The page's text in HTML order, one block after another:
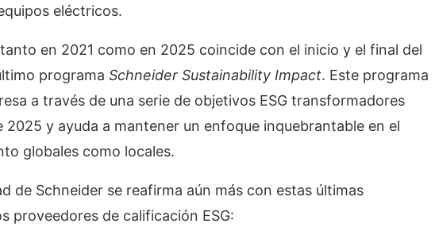
eléctricos.
en 2021 como en 2025 coincide con el inicio y el final del
programa Schneider Sustainability Impact. Este programa
a través de una serie de objetivos ESG transformadores
2025 y ayuda a mantener un enfoque inquebrantable en el
globales como locales.
de Schneider se reafirma aún más con estas últimas
proveedores de calificación ESG: